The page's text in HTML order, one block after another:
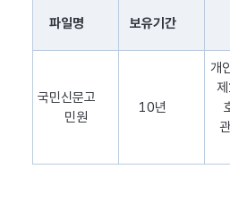
정보주체의 동의 없이 처리할 수 있
파일명 보유기간
국민신문고
민원
10년
개